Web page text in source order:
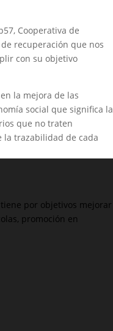
Cooperativa de
recuperación que nos
con su objetivo
la mejora de las
social que significa la
que no traten
la trazabilidad de cada
tiene por objetivos mejorar
promoción en